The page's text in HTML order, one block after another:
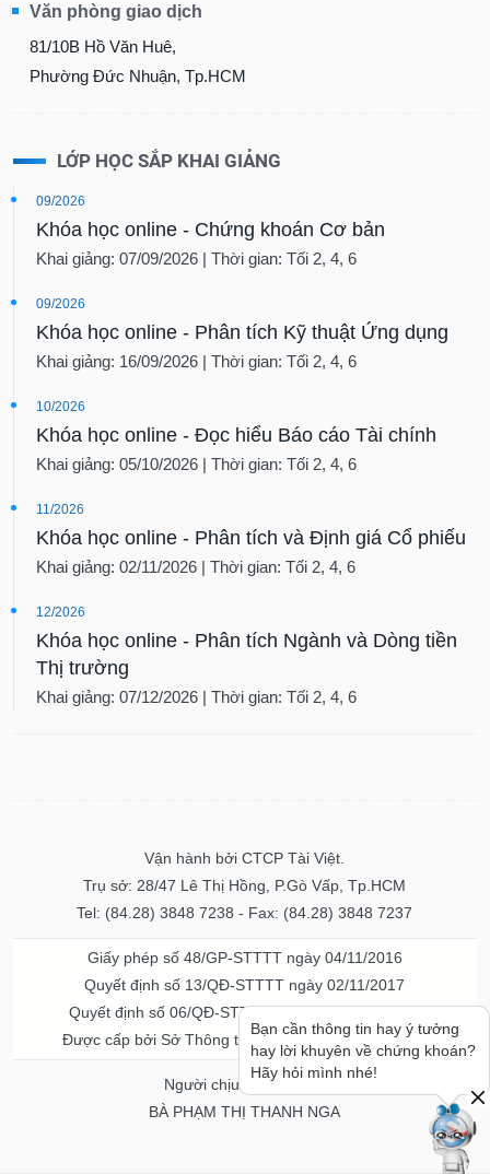
Văn phòng giao dịch
81/10B Hồ Văn Huê,
Phường Đức Nhuận, Tp.HCM
LỚP HỌC SẮP KHAI GIẢNG
09/2026
Khóa học online - Chứng khoán Cơ bản
Khai giảng: 07/09/2026 | Thời gian: Tối 2, 4, 6
09/2026
Khóa học online - Phân tích Kỹ thuật Ứng dụng
Khai giảng: 16/09/2026 | Thời gian: Tối 2, 4, 6
10/2026
Khóa học online - Đọc hiểu Báo cáo Tài chính
Khai giảng: 05/10/2026 | Thời gian: Tối 2, 4, 6
11/2026
Khóa học online - Phân tích và Định giá Cổ phiếu
Khai giảng: 02/11/2026 | Thời gian: Tối 2, 4, 6
12/2026
Khóa học online - Phân tích Ngành và Dòng tiền
Thị trường
Khai giảng: 07/12/2026 | Thời gian: Tối 2, 4, 6
Vận hành bởi CTCP Tài Việt.
Trụ sở: 28/47 Lê Thị Hồng, P.Gò Vấp, Tp.HCM
Tel: (84.28) 3848 7238 - Fax: (84.28) 3848 7237
Giấy phép số 48/GP-STTTT ngày 04/11/2016
Quyết định số 13/QĐ-STTTT ngày 02/11/2017
Quyết định số 06/QĐ-STTTT-ICP ngày 20/07/2023
Được cấp bởi Sở Thông tin và Truyền thông TPHCM
Người chịu trách nhiệm
BÀ PHẠM THỊ THANH NGA
Bạn cần thông tin hay ý tưởng
hay lời khuyên về chứng khoán?
Hãy hỏi mình nhé!